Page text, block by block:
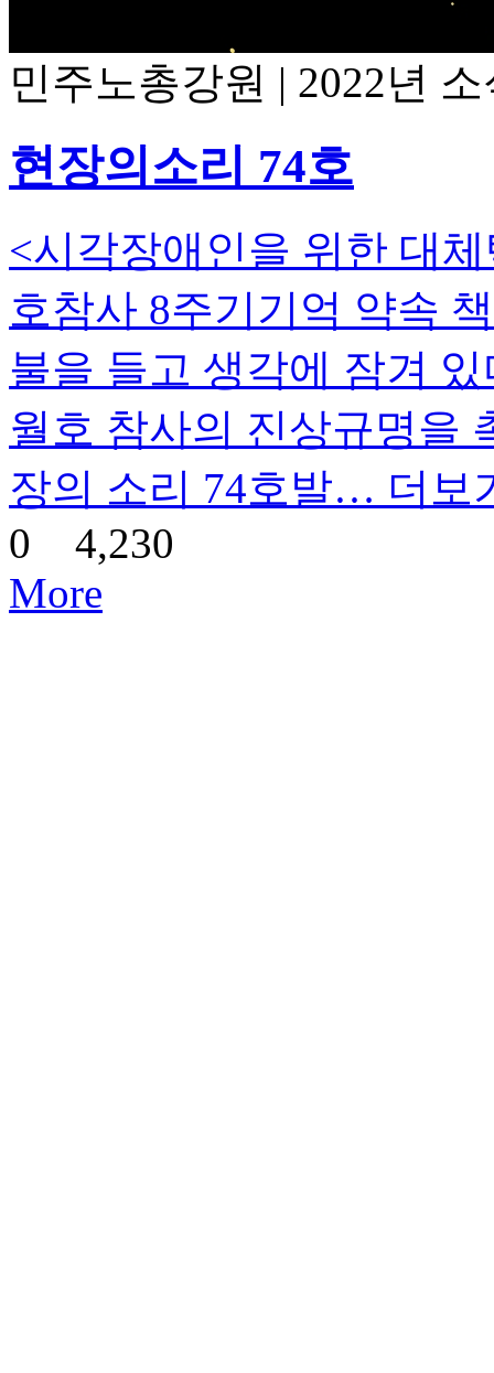
민주노총강원 | 2022년
현장의소리 74호
<시각장애인을 위한 대
호참사 8주기기억 약속
불을 들고 생각에 잠겨
월호 참사의 진상규명을
장의 소리 74호발… 더보
0 4,230
More